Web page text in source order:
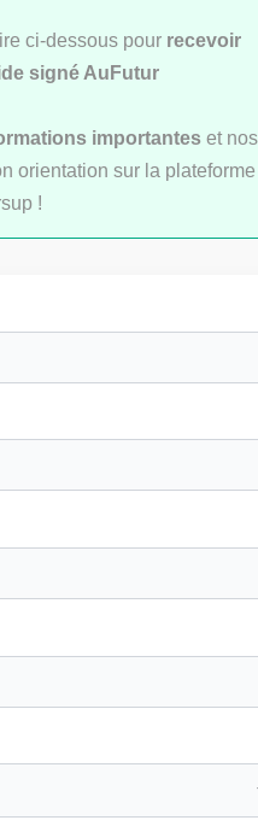
MÉTHODOLOGIE
vacances d’été
MÉTHODOLOGIE
d’une bonne lettre
ci-dessous pour recevoir
signé AuFutur
importantes et nos
orientation sur la plateforme
!